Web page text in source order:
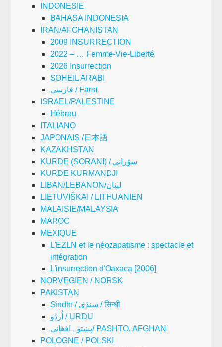
INDONESIE
BAHASA INDONESIA
IRAN/AFGHANISTAN
2009 INSURRECTION
2022 – … Femme-Vie-Liberté
2026 Insurrection
SOHEIL ARABI
فارسی / Fārsī
ISRAEL/PALESTINE
Hébreu
ITALIANO
JAPONAIS /日本語
KAZAKHSTAN
KURDE (SORANI) / سۆرانی
KURDE KURMANDJI
LIBAN/LEBANON/لبنان
LIETUVIŠKAI / LITHUANIEN
MALAISIE/MALAYSIA
MAROC
MEXIQUE
L'EZLN et le néozapatisme : spectacle et
intégration
L'insurrection d'Oaxaca [2006]
NORVEGIEN / NORSK
PAKISTAN
Sindhī / سنڌي / सिन्धी
اُردُو / URDU
پښتو , افغانی/ PASHTO, AFGHANI
POLOGNE / POLSKI